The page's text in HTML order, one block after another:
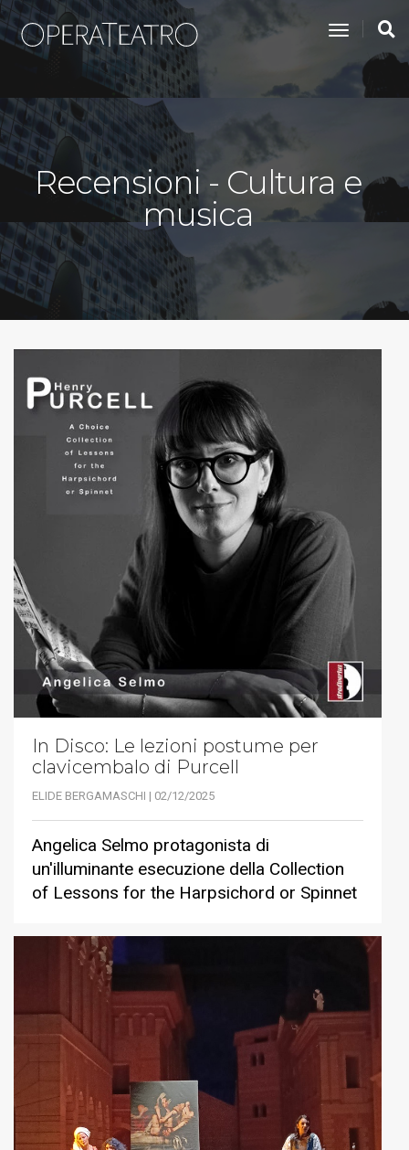
toggle
Recensioni - Cultura e
musica
In Disco: Le lezioni postume per
clavicembalo di Purcell
ELIDE BERGAMASCHI | 02/12/2025
Angelica Selmo protagonista di
un'illuminante esecuzione della Collection
of Lessons for the Harpsichord or Spinnet